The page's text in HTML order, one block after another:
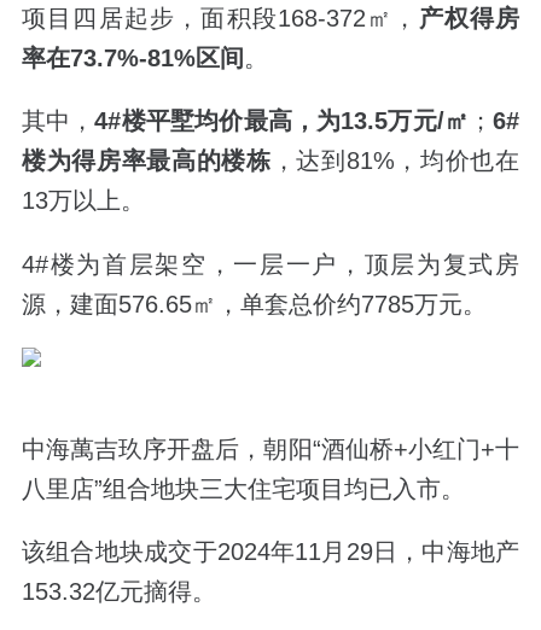
项目四居起步，面积段168-372㎡， 产权得房
率在73.7%-81%区间 。
其中，4#楼平墅均价最高，为13.5万元/㎡ ；6#
楼为得房率最高的楼栋 ，达到81%，均价也在
13万以上。
4#楼为首层架空，一层一户，顶层为复式房
源，建面576.65㎡，单套总价约7785万元。
中海萬吉玖序开盘后，朝阳“酒仙桥+小红门+十
八里店”组合地块三大住宅项目均已入市。
该组合地块成交于2024年11月29日，中海地产
153.32亿元摘得。